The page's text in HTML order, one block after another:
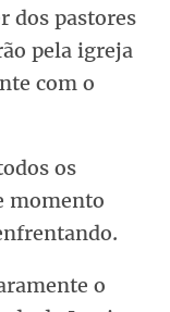
dos pastores
pela igreja
com o
os
momento
o